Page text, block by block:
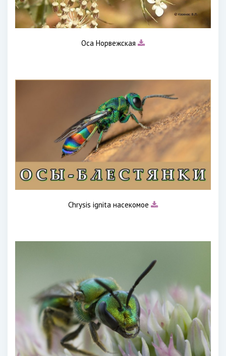
Оса Норвежская
Chrysis ignita насекомое